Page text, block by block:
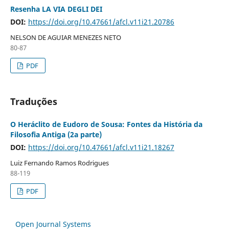
Resenha LA VIA DEGLI DEI
DOI: https://doi.org/10.47661/afcl.v11i21.20786
NELSON DE AGUIAR MENEZES NETO
80-87
PDF
Traduções
O Heráclito de Eudoro de Sousa: Fontes da História da
Filosofia Antiga (2a parte)
DOI: https://doi.org/10.47661/afcl.v11i21.18267
Luiz Fernando Ramos Rodrigues
88-119
PDF
Open Journal Systems